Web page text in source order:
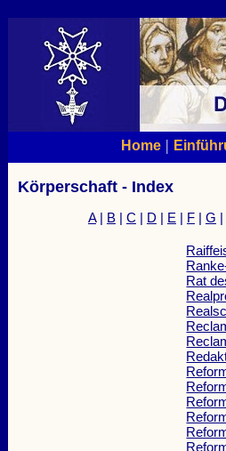
Home|
Körperschaft - Index
A| B| C | D | E | F| G |
Rat